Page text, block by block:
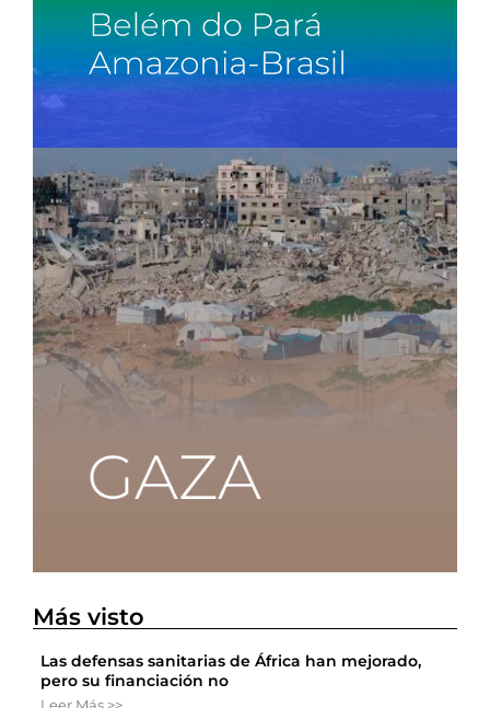
Más visto
Las defensas sanitarias de África han mejorado,
pero su financiación no
Leer Más >>